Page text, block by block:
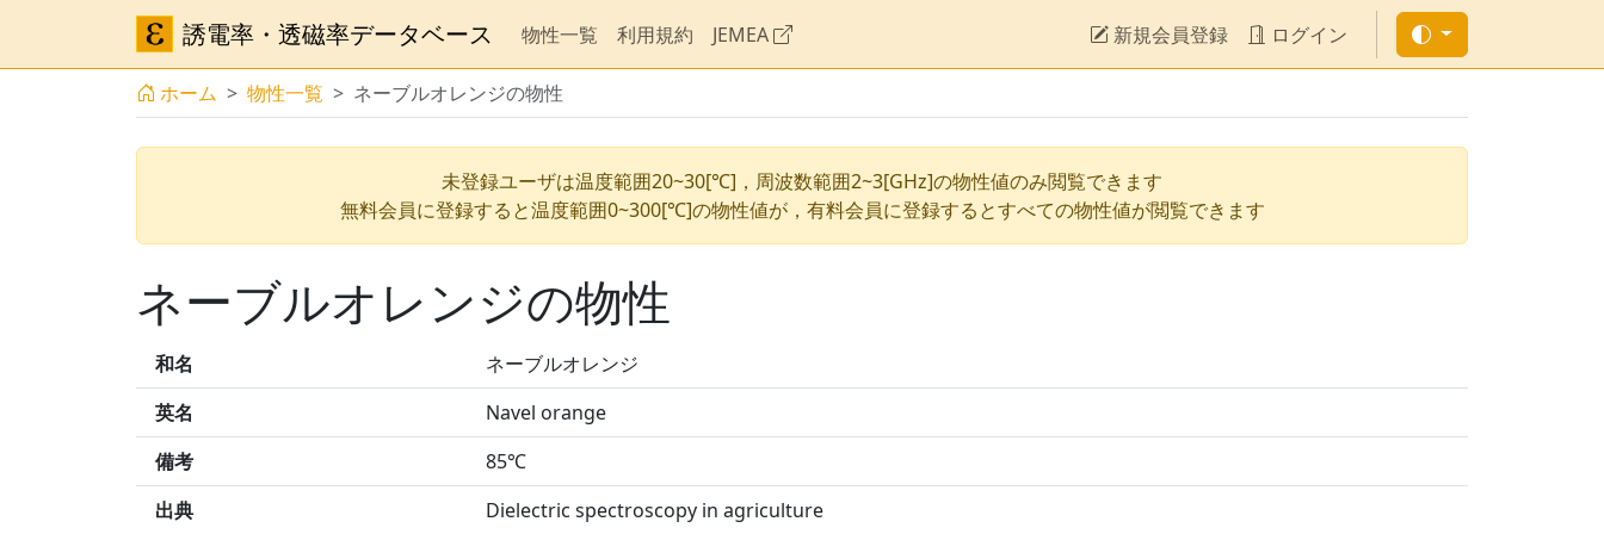
誘電率・透磁率データベース 物性一覧 利用規約 JEMEA 新規会員登録 ログイン
ホーム 物性一覧 ネーブルオレンジの物性
未登録ユーザは温度範囲20~30[℃]，周波数範囲2~3[GHz]の物性値のみ閲覧できます
無料会員に登録すると温度範囲0~300[℃]の物性値が，有料会員に登録するとすべての物性値が閲覧できます
ネーブルオレンジの物性
和名
ネーブルオレンジ
英名
Navel orange
備考
85℃
出典
Dielectric spectroscopy in agriculture